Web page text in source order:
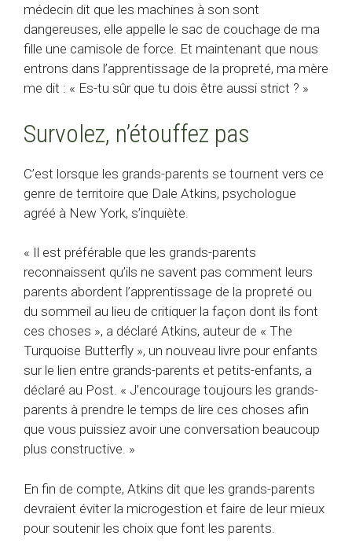
médecin dit que les machines à son sont
dangereuses, elle appelle le sac de couchage de ma
fille une camisole de force. Et maintenant que nous
entrons dans l’apprentissage de la propreté, ma mère
me dit : « Es-tu sûr que tu dois être aussi strict ? »
Survolez, n’étouffez pas
C’est lorsque les grands-parents se tournent vers ce
genre de territoire que Dale Atkins, psychologue
agréé à New York, s’inquiète.
« Il est préférable que les grands-parents
reconnaissent qu’ils ne savent pas comment leurs
parents abordent l’apprentissage de la propreté ou
du sommeil au lieu de critiquer la façon dont ils font
ces choses », a déclaré Atkins, auteur de « The
Turquoise Butterfly », un nouveau livre pour enfants
sur le lien entre grands-parents et petits-enfants, a
déclaré au Post. « J’encourage toujours les grands-
parents à prendre le temps de lire ces choses afin
que vous puissiez avoir une conversation beaucoup
plus constructive. »
En fin de compte, Atkins dit que les grands-parents
devraient éviter la microgestion et faire de leur mieux
pour soutenir les choix que font les parents.